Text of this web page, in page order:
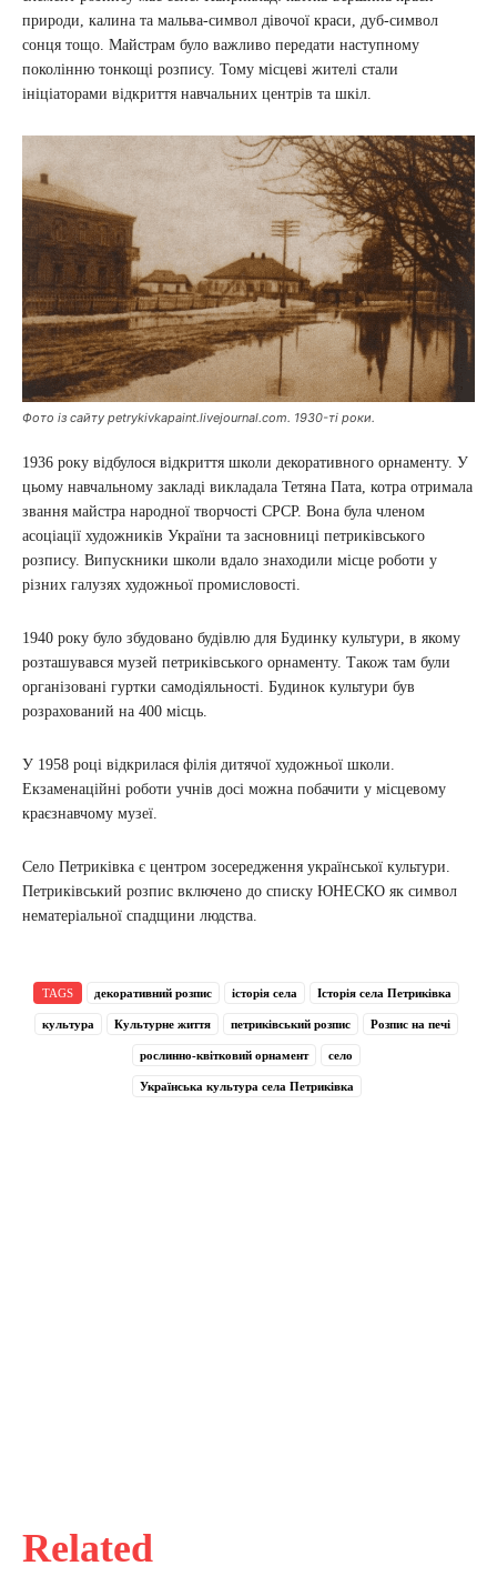
Related
природи, калина та мальва-символ дівочої краси, дуб-символ
сонця тощо. Майстрам було важливо передати наступному
поколінню тонкощі розпису. Тому місцеві жителі стали
ініціаторами відкриття навчальних центрів та шкіл.
Фото із сайту petrykivkapaint.livejournal.com. 1930-ті роки.
1936 року відбулося відкриття школи декоративного орнаменту. У
цьому навчальному закладі викладала Тетяна Пата, котра отримала
звання майстра народної творчості СРСР. Вона була членом
асоціації художників України та засновниці петриківського
розпису. Випускники школи вдало знаходили місце роботи у
різних галузях художньої промисловості.
1940 року було збудовано будівлю для Будинку культури, в якому
розташувався музей петриківського орнаменту. Також там були
організовані гуртки самодіяльності. Будинок культури був
розрахований на 400 місць.
У 1958 році відкрилася філія дитячої художньої школи.
Екзаменаційні роботи учнів досі можна побачити у місцевому
краєзнавчому музеї.
Село Петриківка є центром зосередження української культури.
Петриківський розпис включено до списку ЮНЕСКО як символ
нематеріальної спадщини людства.
TAGS декоративний розпис історія села Історія села Петриківка
культура Культурне життя петриківський розпис Розпис на печі
рослинно-квітковий орнамент село
Українська культура села Петриківка